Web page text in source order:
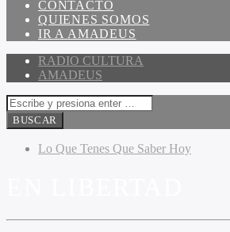
CONTACTO
QUIENES SOMOS
IR A AMADEUS
RADIO CULTURA
AMADEUS
Lo Que Tenes Que Saber Hoy